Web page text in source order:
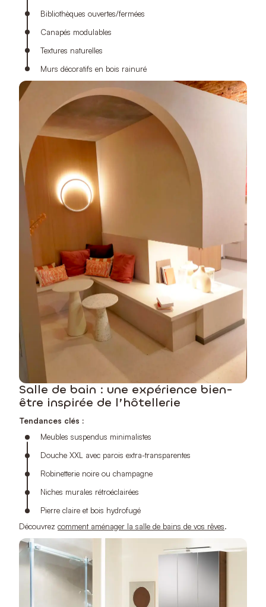
Bibliothèques ouvertes/fermées
Canapés modulables
Textures naturelles
Murs décoratifs en bois rainuré
Salle de bain : une expérience bien-
être inspirée de l’hôtellerie
Tendances clés :
Meubles suspendus minimalistes
Douche XXL avec parois extra-transparentes
Robinetterie noire ou champagne
Niches murales rétroéclairées
Pierre claire et bois hydrofugé
Découvrez comment aménager la salle de bains de vos rêves.